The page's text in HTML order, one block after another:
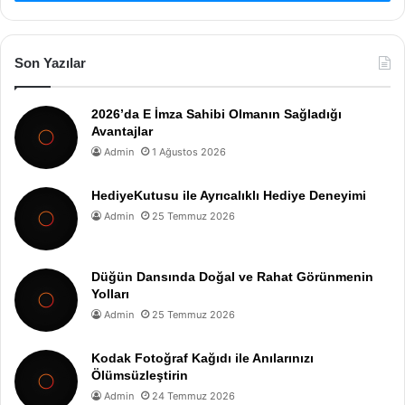
Son Yazılar
2026’da E İmza Sahibi Olmanın Sağladığı
Avantajlar
Admin 1 Ağustos 2026
HediyeKutusu ile Ayrıcalıklı Hediye Deneyimi
Admin 25 Temmuz 2026
Düğün Dansında Doğal ve Rahat Görünmenin
Yolları
Admin 25 Temmuz 2026
Kodak Fotoğraf Kağıdı ile Anılarınızı
Ölümsüzleştirin
Admin 24 Temmuz 2026